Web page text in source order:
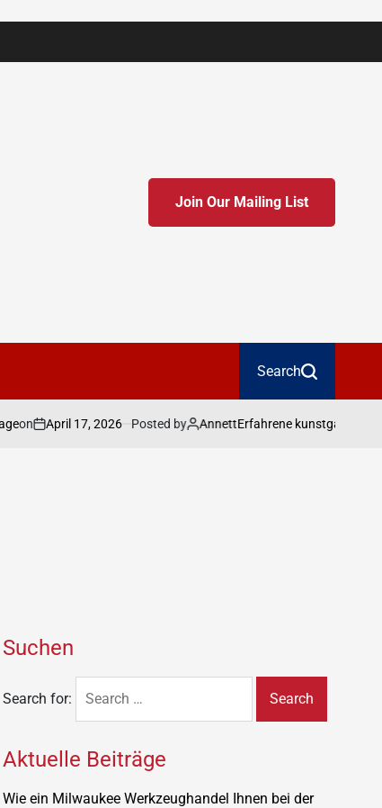
Join Our Mailing List
Search
April 17, 2026 Posted by AnnettErfahrene kunstgalerie
Suchen
Search for:
Aktuelle Beiträge
Wie ein Milwaukee Werkzeughandel Ihnen bei der